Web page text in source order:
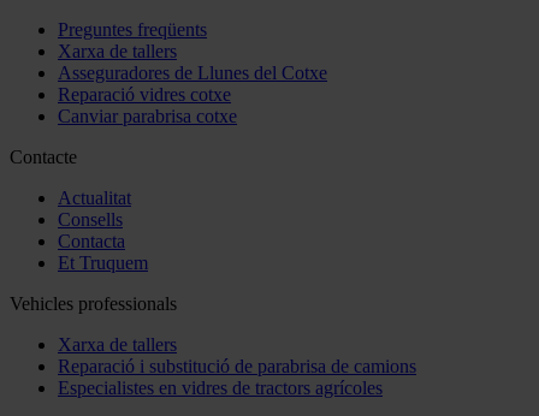
Preguntes freqüents
Xarxa de tallers
Asseguradores de Llunes del Cotxe
Reparació vidres cotxe
Canviar parabrisa cotxe
Contacte
Actualitat
Consells
Contacta
Et Truquem
Vehicles professionals
Xarxa de tallers
Reparació i substitució de parabrisa de camions
Especialistes en vidres de tractors agrícoles